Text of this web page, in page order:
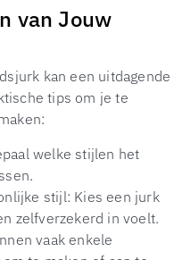
van Jouw
kan een uitdagende
tips om je te
welke stijlen het
stijl: Kies een jurk
zelfverzekerd in voelt.
vaak enkele